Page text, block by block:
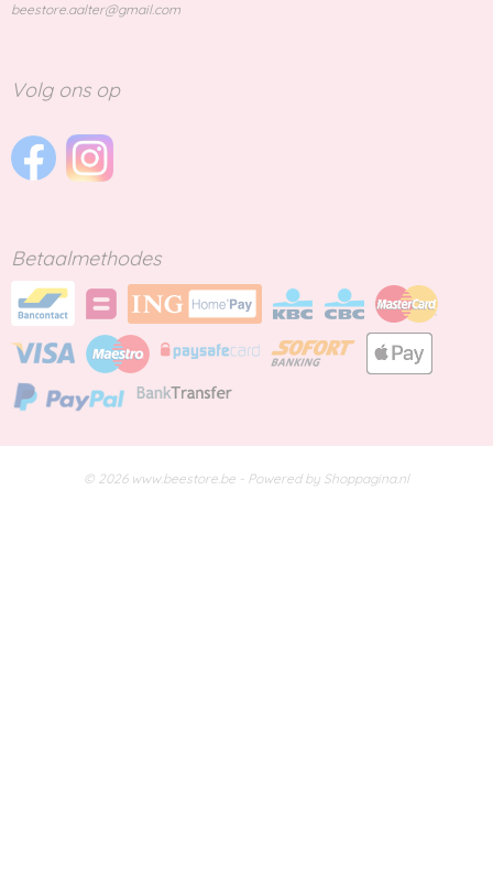
beestore.aalter@gmail.com
Volg ons op
Betaalmethodes
© 2026 www.beestore.be - Powered by Shoppagina.nl